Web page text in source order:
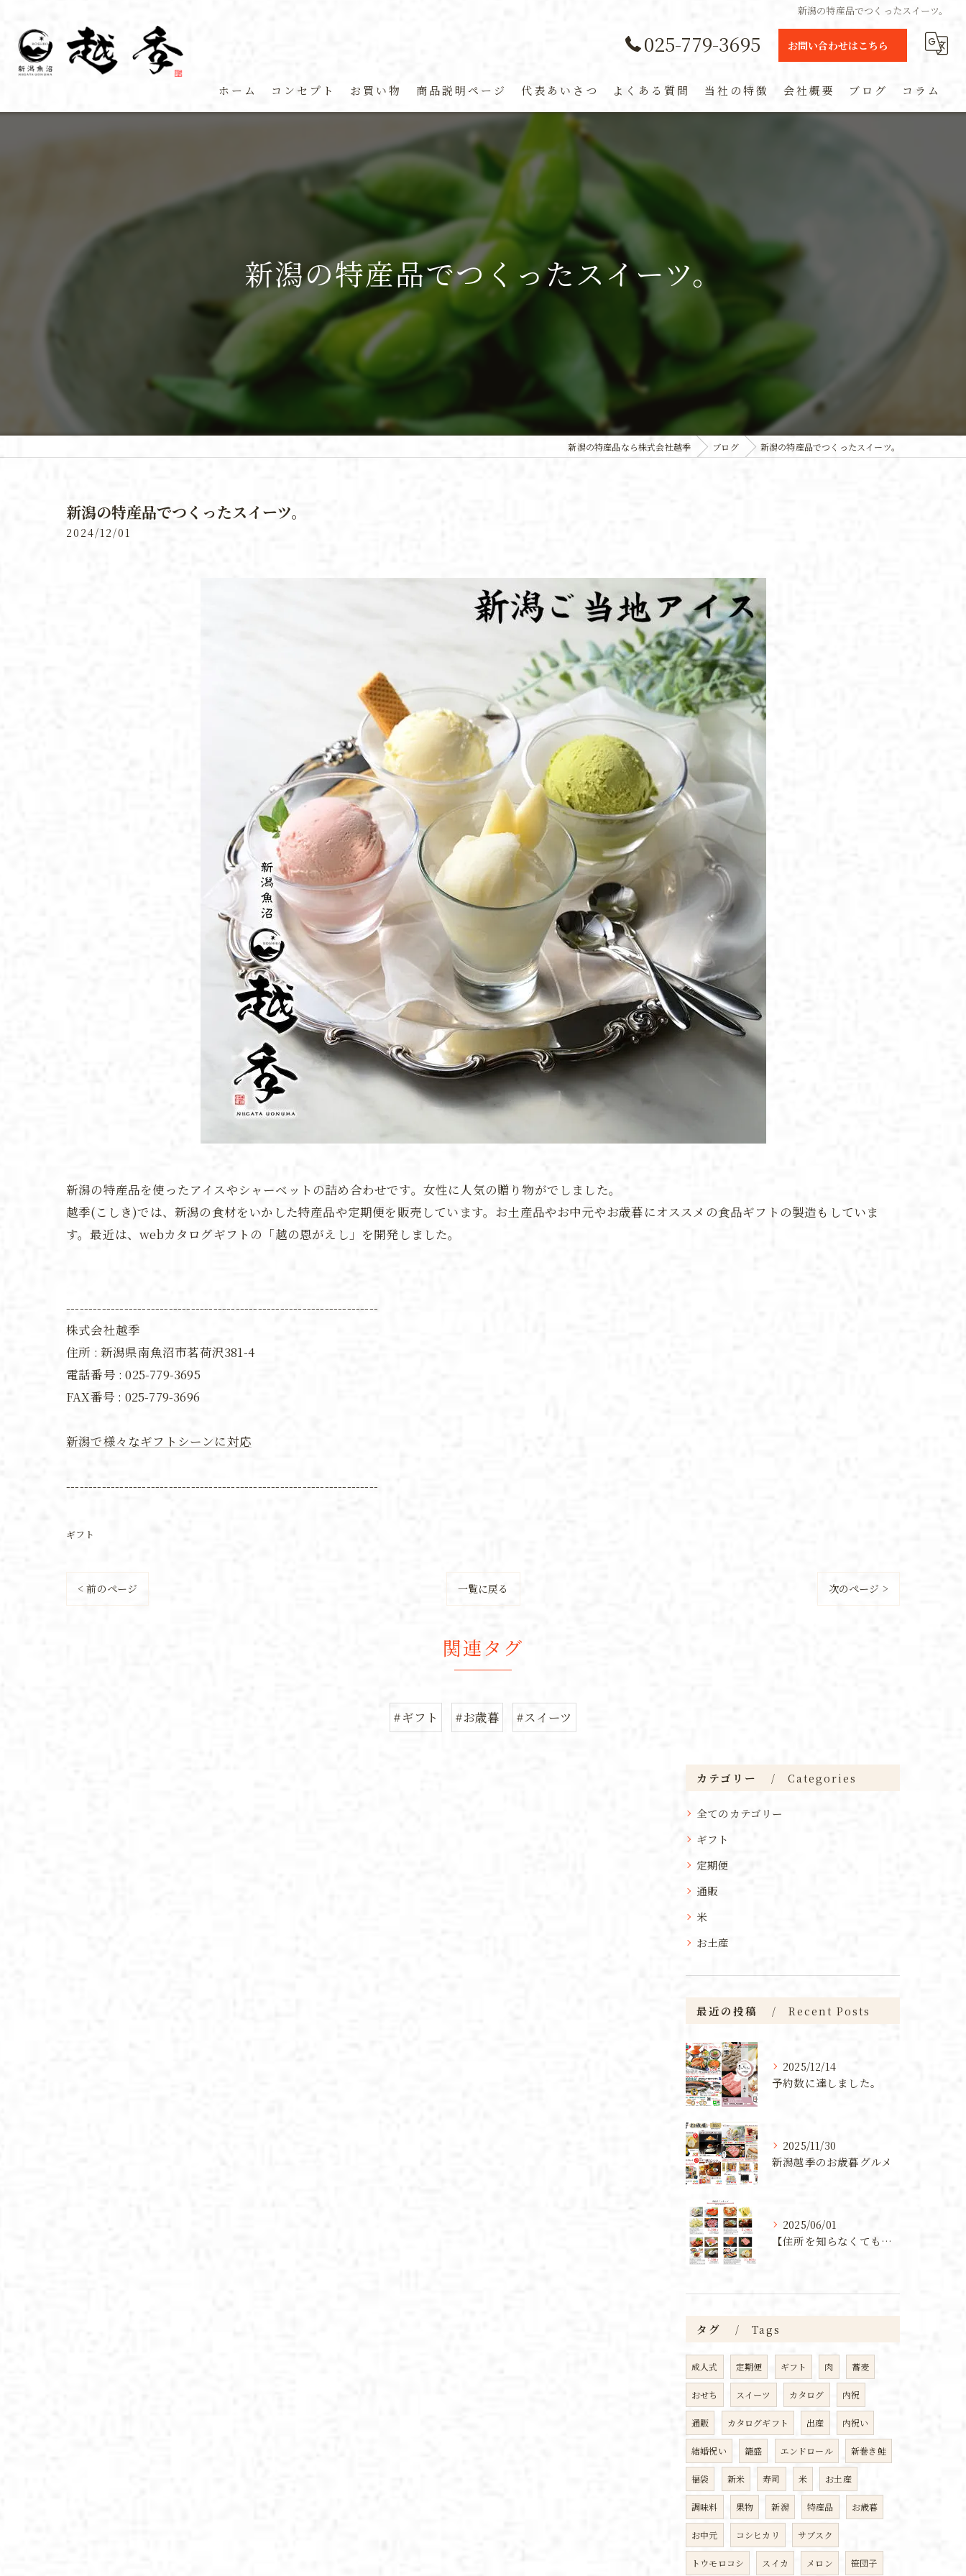
新潟の特産品でつくったスイーツ。
025-779-3695 お問い合わせはこちら
ホーム コンセプト お買い物 商品説明ページ 代表あいさつ よくある質問 当社の特徴
通販
会社概要 ブログ コラム
新潟の特産品でつくったスイーツ。
新潟の特産品なら株式会社越季 ブログ 新潟の特産品でつくったスイーツ。
新潟の特産品でつくったスイーツ。
2024/12/01
新潟の特産品を使ったアイスやシャーベットの詰め合わせです。女性に人気の贈り物がでしました。
越季(こしき)では、新潟の食材をいかした特産品や定期便を販売しています。お土産品やお中元やお歳暮にオススメの食品ギフトの製造もしていま
す。最近は、webカタログギフトの「越の恩がえし」を開発しました。
----------------------------------------------------------------------
株式会社越季
住所 : 新潟県南魚沼市茗荷沢381-4
電話番号 : 025-779-3695
FAX番号 : 025-779-3696
新潟で様々なギフトシーンに対応
----------------------------------------------------------------------
ギフト
< 前のページ 一覧に戻る 次のページ >
関連タグ
#ギフト #お歳暮 #スイーツ
カテゴリー Categories
全てのカテゴリー
ギフト
定期便
通販
米
お土産
最近の投稿 Recent Posts
2025/12/14
予約数に達しました。
2025/11/30
新潟越季のお歳暮グルメ
2025/06/01
【住所を知らなくても贈れる！新潟の魅力を詰め込んだカタログギフト】
タグ Tags
成人式 定期便 ギフト 肉 蕎麦
おせち スイーツ カタログ 内祝
通販 カタログギフト 出産 内祝い
結婚祝い 籠盛 エンドロール 新巻き鮭
福袋 新米 寿司 米 お土産
調味料 果物 新潟 特産品 お歳暮
お中元 コシヒカリ サブスク
トウモロコシ スイカ メロン 笹団子